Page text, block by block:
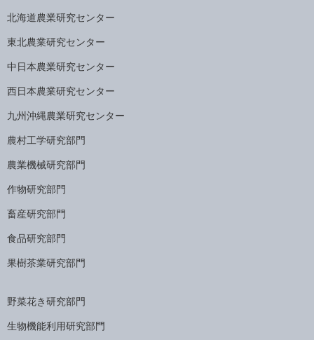
北海道農業研究センター
東北農業研究センター
中日本農業研究センター
西日本農業研究センター
九州沖縄農業研究センター
農村工学研究部門
農業機械研究部門
作物研究部門
畜産研究部門
食品研究部門
果樹茶業研究部門
野菜花き研究部門
生物機能利用研究部門